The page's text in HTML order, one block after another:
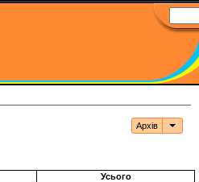
Архів
Усього